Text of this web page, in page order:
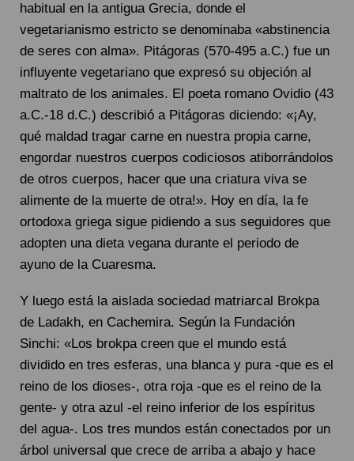
habitual en la antigua Grecia, donde el
vegetarianismo estricto se denominaba «abstinencia
de seres con alma». Pitágoras (570-495 a.C.) fue un
influyente vegetariano que expresó su objeción al
maltrato de los animales. El poeta romano Ovidio (43
a.C.-18 d.C.) describió a Pitágoras diciendo: «¡Ay,
qué maldad tragar carne en nuestra propia carne,
engordar nuestros cuerpos codiciosos atiborrándolos
de otros cuerpos, hacer que una criatura viva se
alimente de la muerte de otra!». Hoy en día, la fe
ortodoxa griega sigue pidiendo a sus seguidores que
adopten una dieta vegana durante el periodo de
ayuno de la Cuaresma.
Y luego está la aislada sociedad matriarcal Brokpa
de Ladakh, en Cachemira. Según la Fundación
Sinchi: «Los brokpa creen que el mundo está
dividido en tres esferas, una blanca y pura -que es el
reino de los dioses-, otra roja -que es el reino de la
gente- y otra azul -el reino inferior de los espíritus
del agua-. Los tres mundos están conectados por un
árbol universal que crece de arriba a abajo y hace